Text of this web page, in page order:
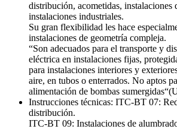
distribución, acometidas, instalaciones
instalaciones industriales.
Su gran flexibilidad les hace
instalaciones de geometría compleja.
“Son adecuados para el transporte y
eléctrica en instalaciones fijas,
para instalaciones interiores y
aire, en tubos o enterrados. No aptos
alimentación de bombas
Instrucciones técnicas: ITC-BT 07:
distribución.
ITC-BT 09: Instalaciones de